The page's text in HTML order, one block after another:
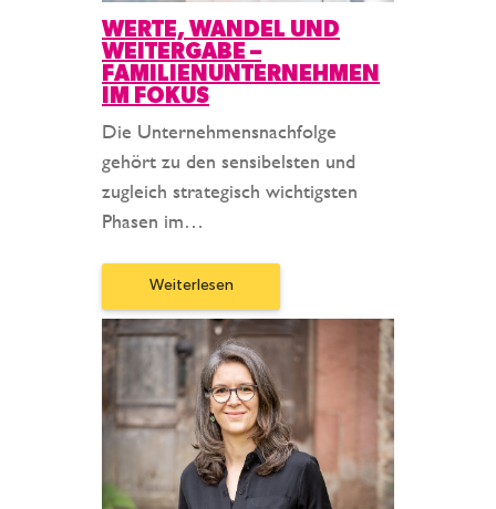
WERTE, WANDEL UND
WEITERGABE –
FAMILIENUNTERNEHMEN
IM FOKUS
Die Unternehmensnachfolge
gehört zu den sensibelsten und
zugleich strategisch wichtigsten
Phasen im…
Weiterlesen